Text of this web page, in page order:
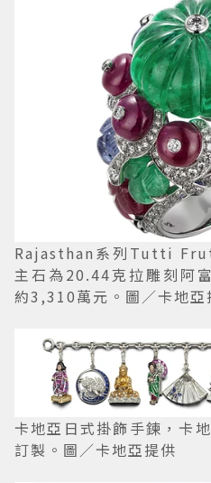
Rajasthan系列Tutti
主石為20.44克拉雕刻阿
約3,310萬元。圖／卡地亞
卡地亞日式掛飾手鍊，卡
訂製。圖／卡地亞提供